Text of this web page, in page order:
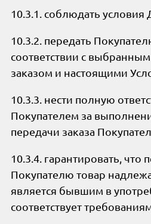
10.3.1. соблюдать условия
10.3.2. передать
соответствии с
заказом и настоящими
10.3.3. нести полную
Покупателем за
передачи заказа
10.3.4. гарантировать, что
Покупателю товар
является бывшим в
соответствует